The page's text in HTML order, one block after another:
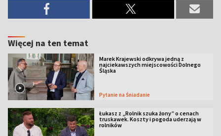
Więcej na ten temat
Marek Krajewski odkrywa jedną z
najciekawszych miejscowości Dolnego
Śląska
Pytanie na Śniadanie
Łukasz z „Rolnik szuka żony” o cenach
truskawek. Koszty i pogoda uderzają w
rolników